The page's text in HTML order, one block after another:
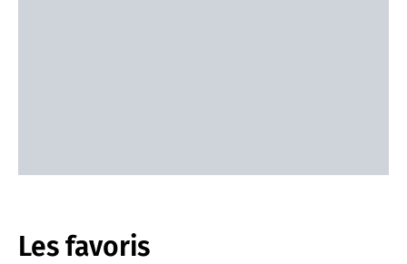
Les favoris